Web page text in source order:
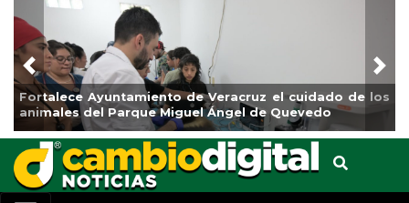
cuidado de los
La ciudad de Veracruz se suma a la
de Reforestación 2026
Previous